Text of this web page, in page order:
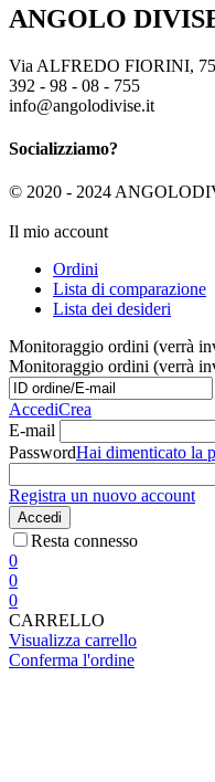
ANGOLO
Via ALFREDO FIORINI,
392 - 98 - 08 - 755
info@angolodivise.it
Socializziamo?
© 2020 - 2024
Il mio account
Ordini
Lista di comparazione
Lista dei desideri
Monitoraggio ordini (verrà
Monitoraggio ordini (verrà
AccediCrea
E-mail
PasswordHai dimenticato la
Registra un nuovo account
Accedi
Resta connesso
0
0
0
CARRELLO
Visualizza carrello
Conferma l'ordine